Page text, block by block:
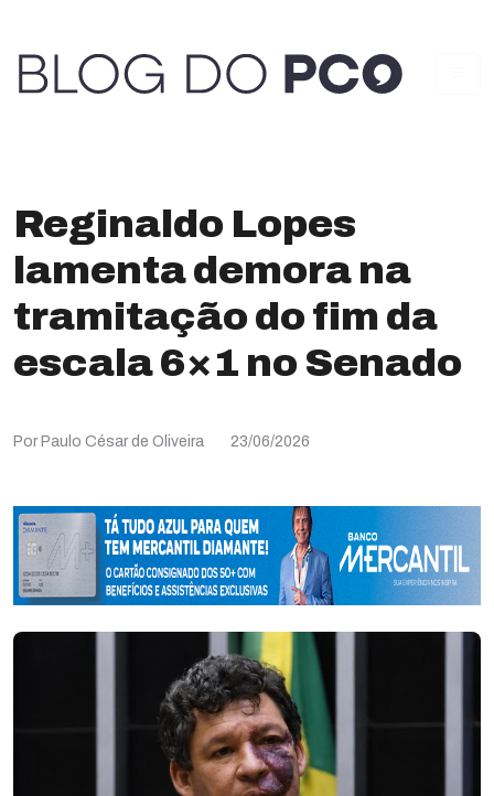
Reginaldo Lopes
lamenta demora na
tramitação do fim da
escala 6×1 no Senado
Por Paulo César de Oliveira 23/06/2026